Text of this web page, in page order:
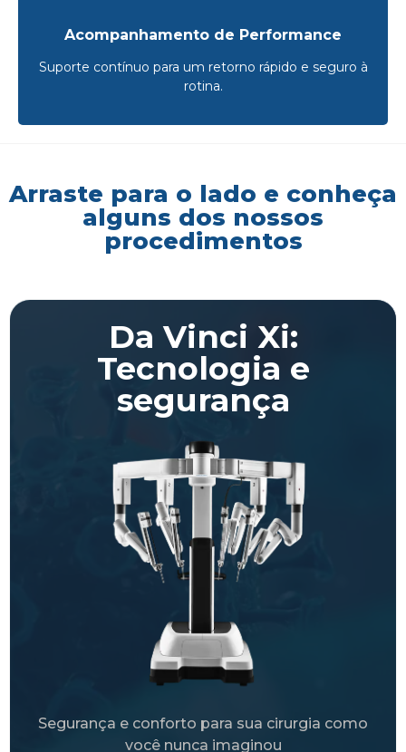
Acompanhamento de Performance
Suporte contínuo para um retorno rápido e seguro à
rotina.
Arraste para o lado e conheça
alguns dos nossos
procedimentos
Da Vinci Xi:
Tecnologia e
segurança
Segurança e conforto para sua cirurgia como
você nunca imaginou